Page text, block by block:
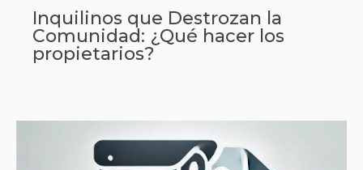
Inquilinos que Destrozan la
Comunidad: ¿Qué hacer los
propietarios?